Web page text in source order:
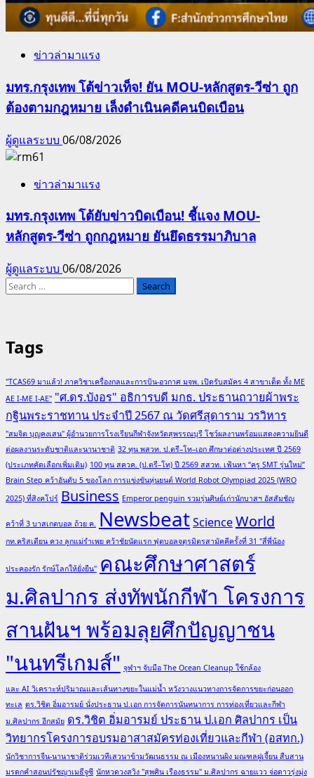
ข่าวล่ามาแรง
มทร.กรุงเทพ โต้ข่าวเท็จ! ยัน MOU-หลักสูตร-วีซ่า ถูก
ต้องตามกฎหมาย เล็งดำเนินคดีคนบิดเบือน
ผู้ดูแลระบบ 06/08/2026
ข่าวล่ามาแรง
มทร.กรุงเทพ โต้ยับข่าวบิดเบือน! ชี้แจง MOU-
หลักสูตร-วีซ่า ถูกกฎหมาย ยันยึดธรรมาภิบาล
ผู้ดูแลระบบ 06/08/2026
Search
Tags
"TCAS69 มาแล้ว! ภาควิชาเครื่องกลและการบิน-อวกาศ มจพ. เปิดรับสมัคร 4 สาขาเด็ด ทั้ง ME
AE I-ME I-AE" "ศ.ดร.บังอร" อธิการบดี มกธ. ประธานถวายผ้าพระ
กฐินพระราชทาน ประจำปี 2567 ณ วัดศรีสุดาราม วรวิหาร
"สมจิต บุญคงเสน" ผู้อำนวยการโรงเรียนกีฬาจังหวัดสุพรรณบุรี โชว์ผลงานพร้อมแสดงความยินดี
ต่อผลงานระดับชาติและนานาชาติ 32 ทุน พสวท. ป.ตรี–โท–เอก ศึกษาต่อต่างประเทศ ปี 2569
(ประเภทคัดเลือกเพิ่มเติม) 100 ทุน สควค. (ป.ตรี–โท) ปี 2569 สสวท. เฟ้นหา “ครู SMT รุ่นใหม่”
Brain Step คว้าอันดับ 5 ของโลก การแข่งขันหุ่นยนต์ World Robot Olympiad 2025 (WRO
2025) ที่สิงคโปร์ Business Emperor penguin รวมรุ่นศิษย์เก่านักบาสฯ อัสสัมชัญ
คว้าที่ 3 บาสเกตบอล ถ้วย ค. NewsbeatScienceWorld
กท.คริสเตียน ควง ลูกแม่รำเพย คว้าชัยนัดแรก ฟุตบอลจตุรมิตรสามัคคีครั้งที่ 31 "สี่พี่น้อง
ประคองรัก รักษ์โลกให้ยั่งยืน" คณะศึกษาศาสตร์
ม.ศิลปากร ส่งทัพนักกีฬา โครงการ
สานฝันฯ พร้อมลุยศึกปัญญาชน
"นนทรีเกมส์" จุฬาฯ จับมือ The Ocean Cleanup ใช้กล้อง
และ AI วิเคราะห์ปริมาณและเส้นทางขยะในแม่น้ำ หวังวางแนวทางการจัดการขยะก่อนออก
ทะเล ดร.วิชิต อิ่มอารมย์ นั่งประธาน ป.เอก การจัดการนันทนาการ การท่องเที่ยวและกีฬา
ม.ศิลปากร อีกสมัย ดร.วิชิต อิ่มอารมย์ ประธาน ป.เอก ศิลปากร เป็น
วิทยากรโครงการอบรมอาสาสมัครท่องเที่ยวและกีฬา (อสทก.)
นักวิชาการจีน-นานาชาติร่วมเวทีเสวนาข้ามวัฒนธรรม ณ เมืองหนานผิง มณฑลฝูเจี้ยน สืบสาน
มรดกคำสอนปรัชญาเมธีจูซี นักหวดวงสวิง "สุพศิน เรืองธรรม" ม.ศิลปากร ฉายแวว จ่อดาวรุ่งมุ่ง